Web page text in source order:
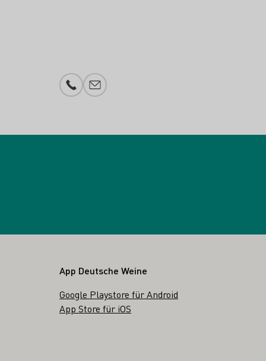
Telefonnummer
E-Mail-Adresse
App Deutsche Weine
Google Playstore für Android
App Store für iOS